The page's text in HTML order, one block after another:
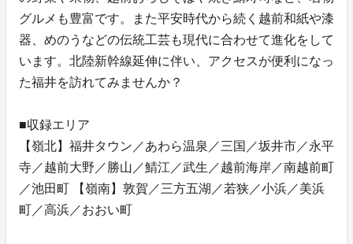
グルメも豊富です。また平安時代から続く越前和紙や漆
器、めのうなどの伝統工芸も現代に合わせて進化をして
います。北陸新幹線延伸に伴い、アクセスが便利になっ
た福井を訪れてみませんか？
■収録エリア
【嶺北】福井タウン／あわら温泉／三国／坂井市／永平
寺／越前大野／勝山／鯖江／武生／越前海岸／南越前町
／池田町 【嶺南】敦賀／三方五湖／若狭／小浜／美浜
町／高浜／おおい町